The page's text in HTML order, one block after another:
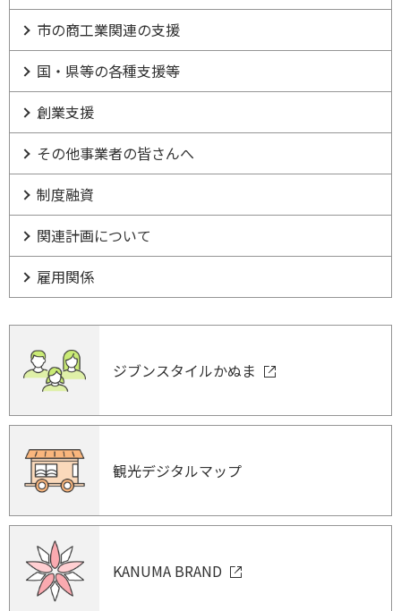
市の商工業関連の支援
国・県等の各種支援等
創業支援
その他事業者の皆さんへ
制度融資
関連計画について
雇用関係
ジブンスタイルかぬま
観光デジタルマップ
KANUMA BRAND